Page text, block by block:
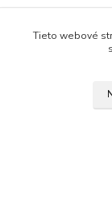
Tieto webové